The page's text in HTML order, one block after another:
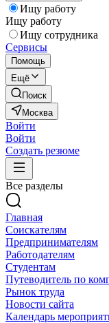
Ищу работу
Ищу работу
Ищу сотрудника
Сервисы
Помощь
Ещё
Поиск
Москва
Войти
Войти
Создать резюме
Все разделы
Главная
Соискателям
Предпринимателям
Работодателям
Студентам
Путеводитель по
Рынок труда
Новости сайта
Календарь